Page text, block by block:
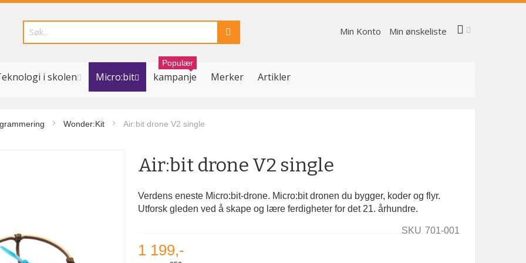
Min Konto Min ønskeliste
i skolen Micro:bit kampanje
Populær
Merker Artikler
Wonder:Kit Air:bit drone V2 single
Air:bit drone V2 single
Verdens eneste Micro:bit-drone. Micro:bit dronen du bygger, koder og flyr.
Utforsk gleden ved å skape og lære ferdigheter for det 21. århundre.
SKU 701-001
1 199,-